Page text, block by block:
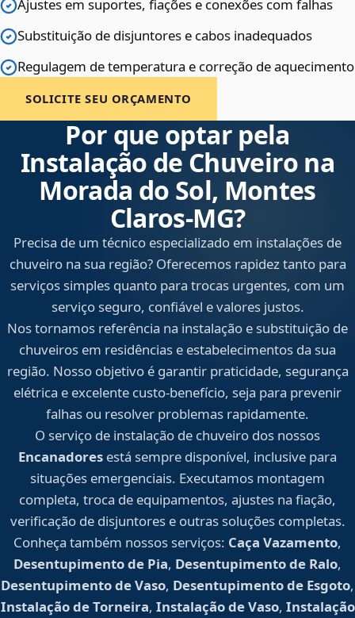
Ajustes em suportes, fiações e conexões com falhas
Substituição de disjuntores e cabos inadequados
Regulagem de temperatura e correção de aquecimento
SOLICITE SEU ORÇAMENTO
Por que optar pela
Instalação de Chuveiro na
Morada do Sol, Montes
Claros‑MG?
Precisa de um técnico especializado em instalações de
chuveiro na sua região? Oferecemos rapidez tanto para
serviços simples quanto para trocas urgentes, com um
serviço seguro, confiável e valores justos.
Nos tornamos referência na instalação e substituição de
chuveiros em residências e estabelecimentos da sua
região. Nosso objetivo é garantir praticidade, segurança
elétrica e excelente custo-benefício, seja para prevenir
falhas ou resolver problemas rapidamente.
O serviço de instalação de chuveiro dos nossos
Encanadores está sempre disponível, inclusive para
situações emergenciais. Executamos montagem
completa, troca de equipamentos, ajustes na fiação,
verificação de disjuntores e outras soluções completas.
Conheça também nossos serviços: Caça Vazamento,
Desentupimento de Pia, Desentupimento de Ralo,
Desentupimento de Vaso, Desentupimento de Esgoto,
Instalação de Torneira, Instalação de Vaso, Instalação